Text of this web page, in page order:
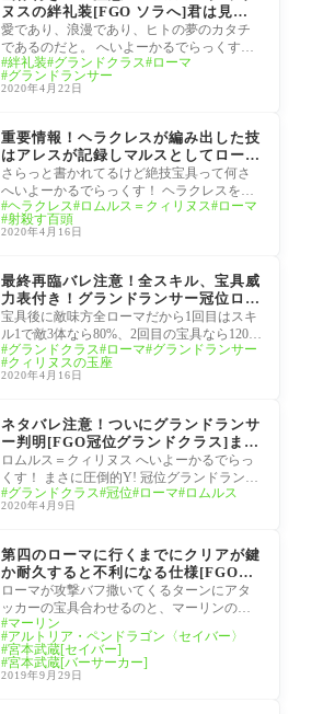
ヌスの絆礼装[FGO ソラへ]君は見
る。この腕は、かの最高神の腕であ
り…ローマ！
愛であり、浪漫であり、ヒトの夢のカタチ
であるのだと。 へいよーかるでらっくす！
ロムルス=クィリヌス(ランサー)装備時の
み、自
絆礼装 グランドクラス
ローマ
グランドランサー
2020年4月22日
重要情報！ヘラクレスが編み出した技
はアレスが記録しマルスとしてローマ
に受け継がせた[FGOロムルス＝クィ
リヌス マテリアル]流派ヘラクレス・
ローマ分派ナインライブズ・ローマ
さらっと書かれてるけど絶技宝具って何さ
へいよーかるでらっくす！ ヘラクレスを父
とする！ 流派ヘラクレス・ローマ分派… 初
め
ヘラクレス ロムルス＝クィリヌス
ローマ
射殺す百頭
2020年4月16日
最終再臨バレ注意！全スキル、宝具威
力表付き！グランドランサー冠位ロム
ルス＝クィリヌス[FGOグランドクラ
ス]やっぱり１ローマ20%っぽいね倍
率
宝具後に敵味方全ローマだから1回目はスキ
ル1で敵3体なら80%、2回目の宝具なら120%
か へいよーかるでらっくす！ １ローマと言
うパワ
グランドクラス ローマ グランドランサー
クィリヌスの玉座
2020年4月16日
ネタバレ注意！ついにグランドランサ
ー判明[FGO冠位グランドクラス]まさ
に圧倒的Yだね。
ロムルス＝クィリヌス へいよーかるでらっ
くす！ まさに圧倒的Y! 冠位グランドランサ
ー ロムルス＝クィリヌス ローマ、カッコイ
ィ
グランドクラス 冠位 ローマ ロムルス
2020年4月9日
第四のローマに行くまでにクリアが鍵
か耐久すると不利になる仕様[FGOバ
トル・イン・ニューヨーク2019超高
難易度フィナーレ永遠の都]マスター
達のクリア構成まとめ
ローマが攻撃バフ撒いてくるターンにアタ
ッカーの宝具合わせるのと、マーリンの無
敵やジャンヌの宝具か神明裁決合わせると
かなり
マーリン
アルトリア・ペンドラゴン〈セイバー〉
宮本武蔵[セイバー]
宮本武蔵[バーサーカー]
2019年9月29日